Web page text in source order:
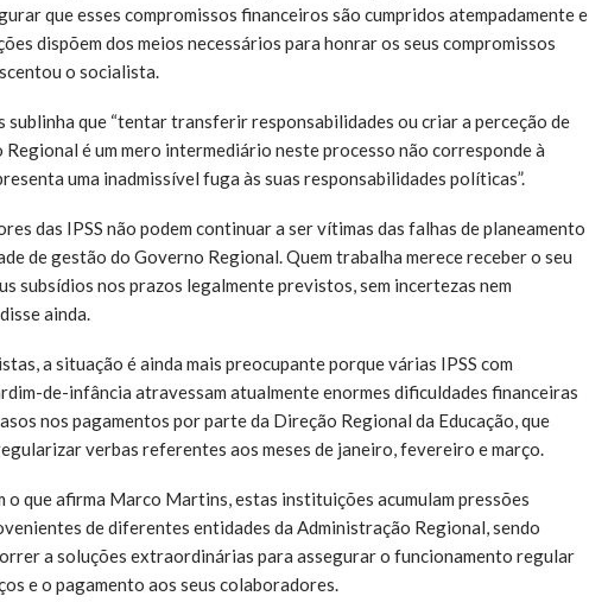
que esses compromissos financeiros são cumpridos atempadamente e
dispõem dos meios necessários para honrar os seus compromissos
o socialista.
que “tentar transferir responsabilidades ou criar a perceção de
Regional é um mero intermediário neste processo não corresponde à
uma inadmissível fuga às suas responsabilidades políticas”.
das IPSS não podem continuar a ser vítimas das falhas de planeamento
de gestão do Governo Regional. Quem trabalha merece receber o seu
subsídios nos prazos legalmente previstos, sem incertezas nem
ainda.
a situação é ainda mais preocupante porque várias IPSS com
de-infância atravessam atualmente enormes dificuldades financeiras
nos pagamentos por parte da Direção Regional da Educação, que
verbas referentes aos meses de janeiro, fevereiro e março.
o que afirma Marco Martins, estas instituições acumulam pressões
de diferentes entidades da Administração Regional, sendo
a soluções extraordinárias para assegurar o funcionamento regular
e o pagamento aos seus colaboradores.